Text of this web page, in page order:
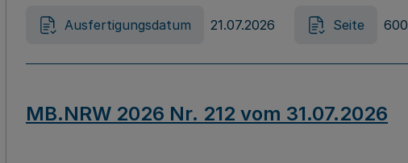
Ausfertigungsdatum 21.07.2026 Seite 600
MB.NRW 2026 Nr. 212 vom 31.07.2026